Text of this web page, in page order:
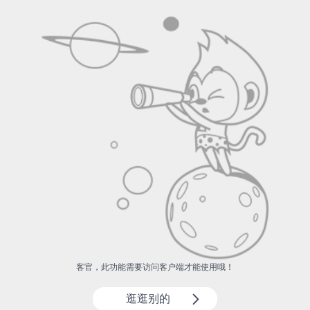
客官，此功能需要访问客户端才能使用哦！
逛逛别的